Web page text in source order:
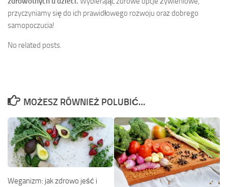
przyczyniamy się do ich prawidłowego rozwoju oraz dobrego
samopoczucia!
No related posts.
MOŻESZ RÓWNIEŻ POLUBIĆ…
Weganizm: jak zdrowo jeść i